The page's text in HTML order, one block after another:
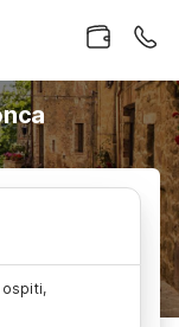
ospiti,